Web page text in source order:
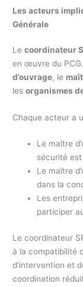
Les acteurs
Générale
Lecoordinateur
en œuvre du
d’ouvrage, le
lesorganismes
Chaque acteur a
Le maître
sécurité
Le maître
dans la
Les
participer
Le coordinateur
à la compatibilité
d’intervention et
coordination